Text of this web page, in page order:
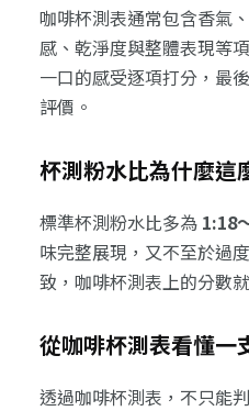
咖啡杯測表通常包含香氣
感、乾淨度與整體表現等
一口的感受逐項打分，最
評價。
杯測粉水比為什麼這
標準杯測粉水比多為 1:18
味完整展現，又不至於過
致，咖啡杯測表上的分數
從咖啡杯測表看懂一
透過咖啡杯測表，不只能